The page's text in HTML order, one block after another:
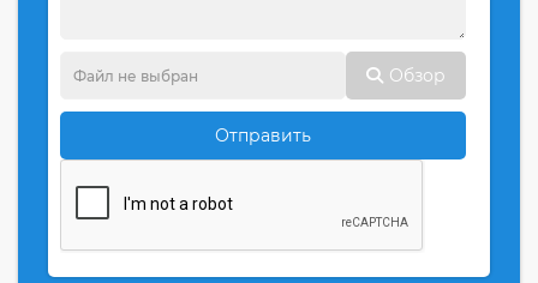
Обзор
Отправить